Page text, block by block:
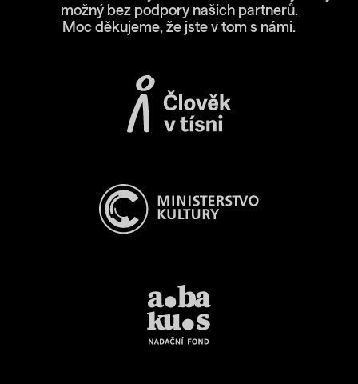
možný bez podpory našich partnerů.
Moc děkujeme, že jste v tom s námi.